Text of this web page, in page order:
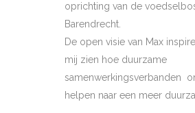
oprichting van de
Barendrecht.
De open visie van Max
mij zien hoe duurzame
samenwerkingsverbanden
helpen naar een meer